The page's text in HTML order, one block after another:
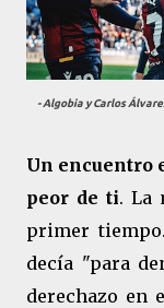
- Algobia y Carlos
Un encuentro
peor de ti. La
primer
decía "para
derechazo en